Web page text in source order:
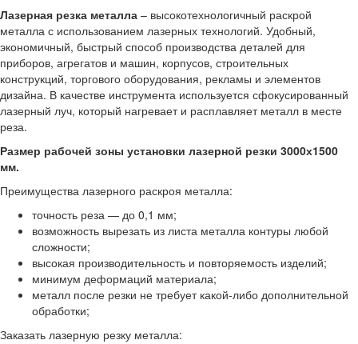
Лазерная резка металла – высокотехнологичный раскрой
металла с использованием лазерных технологий. Удобный,
экономичный, быстрый способ производства деталей для
приборов, агрегатов и машин, корпусов, строительных
конструкций, торгового оборудования, рекламы и элементов
дизайна. В качестве инструмента используется сфокусированный
лазерный луч, который нагревает и расплавляет металл в месте
реза.
Размер рабочей зоны установки лазерной резки 3000х1500
мм.
Преимущества лазерного раскроя металла:
точность реза — до 0,1 мм;
возможность вырезать из листа металла контуры любой
сложности;
высокая производительность и повторяемость изделий;
минимум деформаций материала;
металл после резки не требует какой-либо дополнительной
обработки;
Заказать лазерную резку металла: